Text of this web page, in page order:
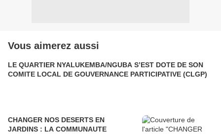
Vous aimerez aussi
LE QUARTIER NYALUKEMBA/NGUBA S’EST DOTE DE SON
COMITE LOCAL DE GOUVERNANCE PARTICIPATIVE (CLGP)
CHANGER NOS DESERTS EN
JARDINS : LA COMMUNAUTE